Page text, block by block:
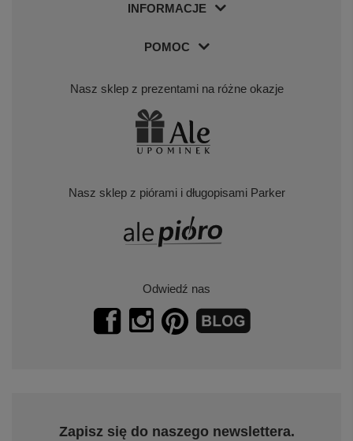
INFORMACJE
POMOC
Nasz sklep z prezentami na różne okazje
Nasz sklep z piórami i długopisami Parker
Odwiedź nas
Zapisz się do naszego newslettera.